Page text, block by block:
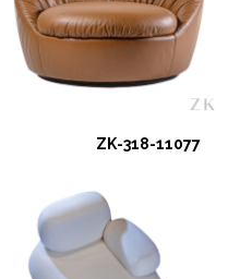
ZK-318-11077